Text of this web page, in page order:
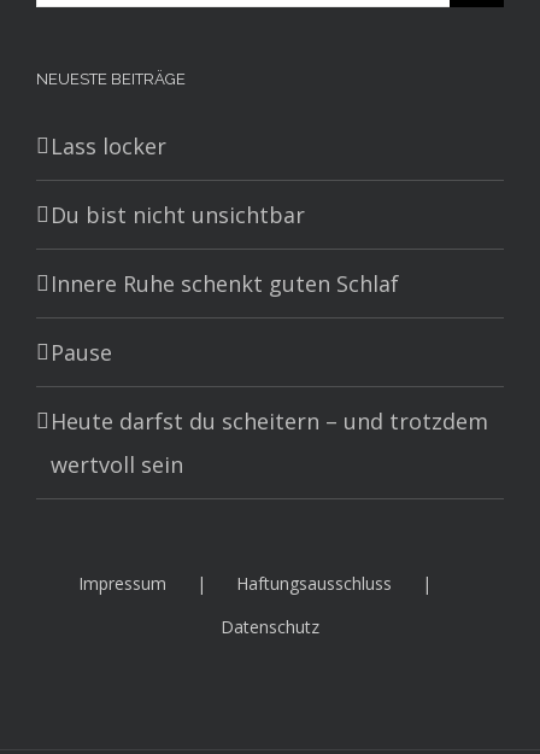
nach:
NEUESTE BEITRÄGE
Lass locker
Du bist nicht unsichtbar
Innere Ruhe schenkt guten Schlaf
Pause
Heute darfst du scheitern – und trotzdem
wertvoll sein
Impressum
Haftungsausschluss
Datenschutz